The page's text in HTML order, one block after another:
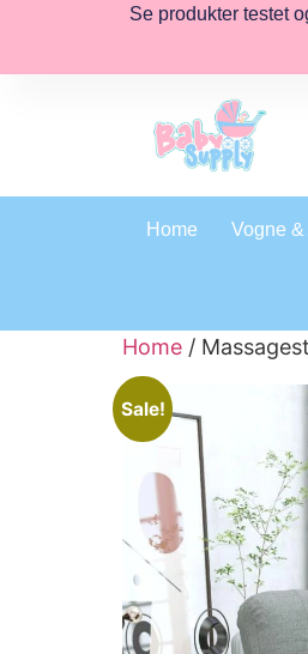
Se produkter testet
Home Vogne
Home /
Sale!